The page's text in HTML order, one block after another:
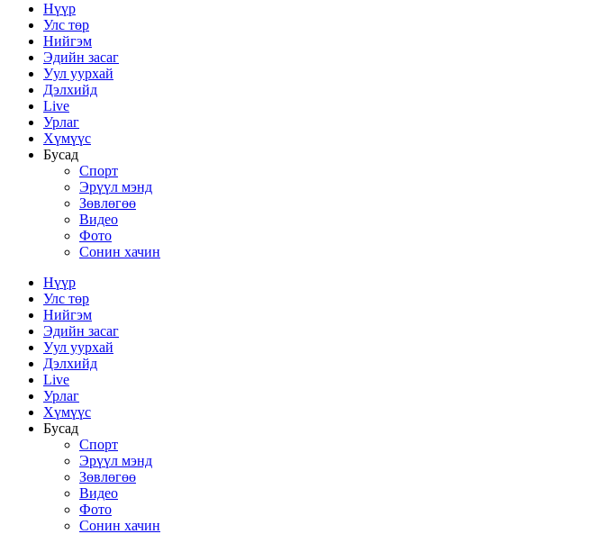
Нүүр
Улс төр
Нийгэм
Эдийн засаг
Уул уурхай
Дэлхийд
Live
Урлаг
Хүмүүс
Бусад
Спорт
Эрүүл мэнд
Зөвлөгөө
Видео
Фото
Сонин хачин
Нүүр
Улс төр
Нийгэм
Эдийн засаг
Уул уурхай
Дэлхийд
Live
Урлаг
Хүмүүс
Бусад
Спорт
Эрүүл мэнд
Зөвлөгөө
Видео
Фото
Сонин хачин